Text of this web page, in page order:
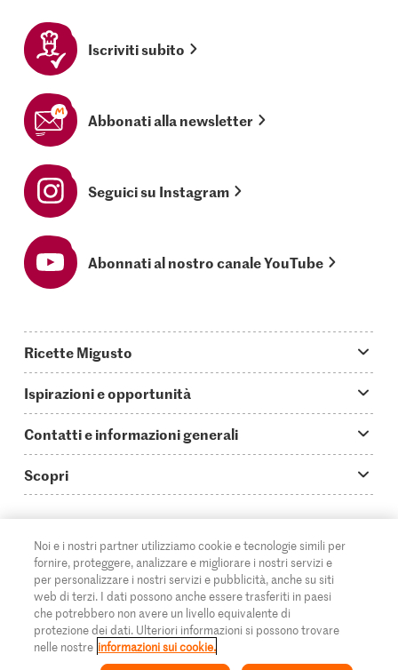
Iscriviti subito
Abbonati alla newsletter
Seguici su Instagram
Abonnati al nostro canale YouTube
Ricette Migusto
Oggi cucino
Piatti principali
Ricette semplici & veloci
Ricette al forno
Ricette per famiglie & bambini
Tutte le ricette
Ispirazioni e opportunità
Storie
Video How to
Login Migusto
Rivista Migusto
Concorsi
Contatti e informazioni generali
Guida alle abbreviazioni
Contatti
Pubblicità
Impressum
Informazioni legali
Scopri
Migros Online
A proposito della Migros
Filiali
Cumulus
© 2026 Federazione delle cooperative Migros
Noi e i nostri partner utilizziamo cookie e tecnologie simili per
fornire, proteggere, analizzare e migliorare i nostri servizi e
per personalizzare i nostri servizi e pubblicità, anche su siti
web di terzi. I dati possono anche essere trasferiti in paesi
che potrebbero non avere un livello equivalente di
protezione dei dati. Ulteriori informazioni si possono trovare
nelle nostre informazioni sui cookie.